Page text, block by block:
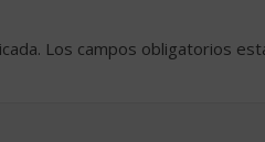
Los campos obligatorios